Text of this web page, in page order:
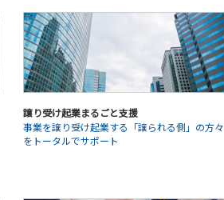
譲り受け起業まるごと支援
事業を譲り受け起業する「譲られる側」の方々
をトータルでサポート